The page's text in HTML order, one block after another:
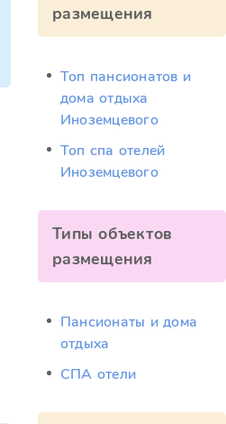
размещения
Топ пансионатов и
дома отдыха
Иноземцевого
Топ спа отелей
Иноземцевого
Типы объектов
размещения
Пансионаты и дома
отдыха
СПА отели